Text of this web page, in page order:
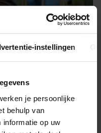
instellingen
je persoonlijke
behulp van
informatie op uw